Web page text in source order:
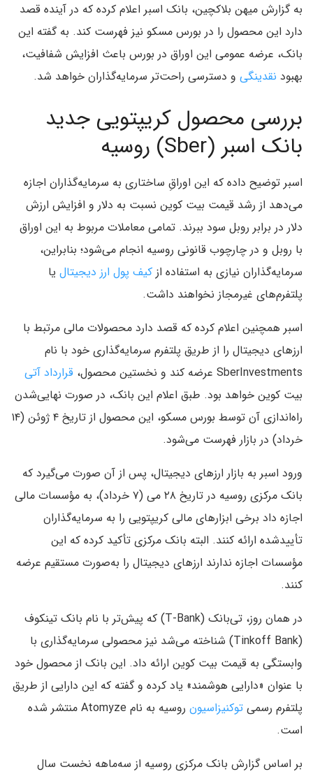
به گزارش میهن بلاکچین، بانک اسبر اعلام کرده که در آینده قصد
دارد این محصول را در بورس مسکو نیز فهرست کند. به گفته این
بانک، عرضه عمومی این اوراق در بورس باعث افزایش شفافیت،
بهبود نقدینگی و دسترسی راحت‌تر سرمایه‌گذاران خواهد شد.
بررسی محصول کریپتویی جدید
بانک اسبر (Sber) روسیه
اسبر توضیح داده که این اوراقِ ساختاری به سرمایه‌گذاران اجازه
می‌دهد از رشد قیمت بیت‌ کوین نسبت به دلار و افزایش ارزش
دلار در برابر روبل سود ببرند. تمامی معاملات مربوط به این اوراق
با روبل و در چارچوب قانونی روسیه انجام می‌شود؛ بنابراین،
سرمایه‌گذاران نیازی به استفاده از کیف‌ پول ارز دیجیتال یا
پلتفرم‌های غیرمجاز نخواهند داشت.
اسبر همچنین اعلام کرده که قصد دارد محصولات مالی مرتبط با
ارزهای دیجیتال را از طریق پلتفرم سرمایه‌گذاری خود با نام
SberInvestments عرضه کند و نخستین محصول،
قرارداد آتی
بیت‌ کوین خواهد بود. طبق اعلام این بانک، در صورت نهایی‌شدن
راه‌اندازی آن توسط بورس مسکو، این محصول از تاریخ ۴ ژوئن (۱۴
خرداد) در بازار فهرست می‌شود.
ورود اسبر به بازار ارزهای دیجیتال، پس از آن صورت می‌گیرد که
بانک مرکزی روسیه در تاریخ ۲۸ می (۷ خرداد)، به مؤسسات مالی
اجازه داد برخی ابزارهای مالی کریپتویی را به سرمایه‌گذاران
تأییدشده ارائه کنند. البته بانک مرکزی تأکید کرده که این
مؤسسات اجازه ندارند ارزهای دیجیتال را به‌صورت مستقیم عرضه
کنند.
در همان روز، تی‌بانک (T-Bank) که پیش‌تر با نام بانک تینکوف
(Tinkoff Bank) شناخته می‌شد نیز محصولی سرمایه‌گذاری با
وابستگی به قیمت بیت‌ کوین ارائه داد. این بانک از محصول خود
با عنوان «دارایی هوشمند» یاد کرده و گفته که این دارایی از طریق
پلتفرم رسمی توکنیزاسیون
روسیه به نام Atomyze منتشر شده
است.
بر اساس گزارش بانک مرکزی روسیه از سه‌ماهه نخست سال